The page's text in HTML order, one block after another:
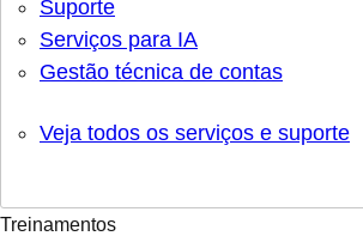
Suporte
Serviços para IA
Gestão técnica de contas
Veja todos os serviços e suporte
Treinamentos